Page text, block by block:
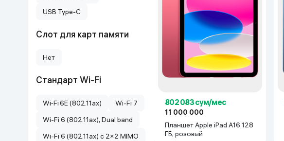
USB Type-C
Слот для карт памяти
Нет
Стандарт Wi-Fi
Wi‑Fi 6E (802.11ax)
Wi-Fi 7
Wi-Fi 6 (802.11ax), Dual band
Wi-Fi 6 (802.11ax) с 2×2 MIMO
802 083 сум/мес
11 000 000
Планшет Apple iPad A16 128
ГБ, розовый